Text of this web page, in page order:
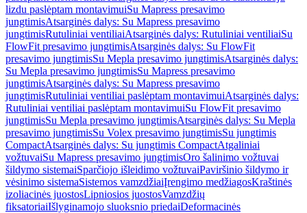
lizdu paslėptam montavimuiSu Mapress presavimo
jungtimisAtsarginės dalys: Su Mapress presavimo
jungtimisRutuliniai ventiliaiAtsarginės dalys: Rutuliniai ventiliaiSu
FlowFit presavimo jungtimisAtsarginės dalys: Su FlowFit
presavimo jungtimisSu Mepla presavimo jungtimisAtsarginės dalys:
Su Mepla presavimo jungtimisSu Mapress presavimo
jungtimisAtsarginės dalys: Su Mapress presavimo
jungtimisRutuliniai ventiliai paslėptam montavimuiAtsarginės dalys:
Rutuliniai ventiliai paslėptam montavimuiSu FlowFit presavimo
jungtimisSu Mepla presavimo jungtimisAtsarginės dalys: Su Mepla
presavimo jungtimisSu Volex presavimo jungtimisSu jungtimis
CompactAtsarginės dalys: Su jungtimis CompactAtgaliniai
vožtuvaiSu Mapress presavimo jungtimisOro šalinimo vožtuvai
šildymo sistemaiSparčiojo išleidimo vožtuvaiPaviršinio šildymo ir
vėsinimo sistemaSistemos vamzdžiaiĮrengimo medžiagosKraštinės
izoliacinės juostosLipniosios juostosVamzdžių
fiksatoriaiIšlyginamojo sluoksnio priedaiDeformacinės